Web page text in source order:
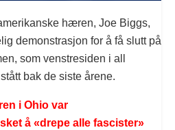
hæren, Joe Biggs,
demonstrasjon for å få slutt på
som venstresiden i all
bak de siste årene.
i Ohio var
å «drepe alle fascister»